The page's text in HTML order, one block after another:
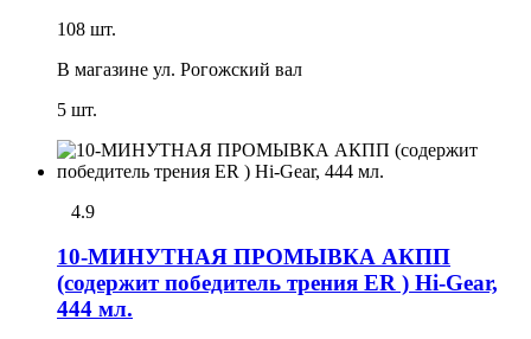
108 шт.
В магазине ул. Рогожский вал
5 шт.
4.9
10-МИНУТНАЯ ПРОМЫВКА АКПП
(содержит победитель трения ER ) Hi-Gear,
444 мл.